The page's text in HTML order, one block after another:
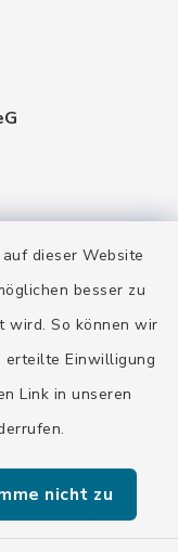
dieser Website
besser zu
wird. So können wir
erteilte Einwilligung
Link in unseren
nicht zu